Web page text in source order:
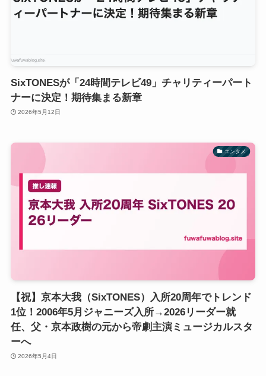
SixTONESが「24時間テレビ49」チャリティーパート
ナーに決定！期待集まる新章
2026年5月12日
エンタメ
【祝】京本大我（SixTONES）入所20周年でトレンド
1位！2006年5月ジャニーズ入所→2026リーダー就
任、父・京本政樹の元から帝劇主演ミュージカルスタ
ーへ
2026年5月4日